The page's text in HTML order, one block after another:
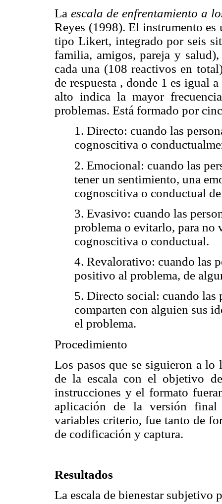
La escala de enfrentamiento a
Reyes (1998). El instrumento es
tipo Likert, integrado por seis
familia, amigos, pareja y
cada una (108 reactivos en
de respuesta , donde 1 es igual
alto indica la mayor
problemas. Está formado por
1. Directo: cuando las
cognoscitiva o
2. Emocional: cuando las
tener un sentimiento, una
cognoscitiva o conductual
3. Evasivo: cuando las
problema o evitarlo, para no
cognoscitiva o conductual.
4. Revalorativo: cuando las
positivo al problema, de
5. Directo social: cuando las
comparten con alguien sus
el problema.
Procedimiento
Los pasos que se siguieron a
de la escala con el objetivo
instrucciones y el formato
aplicación de la versión final
variables criterio, fue tanto de
de codificación y captura.
Resultados
La escala de bienestar subjetivo